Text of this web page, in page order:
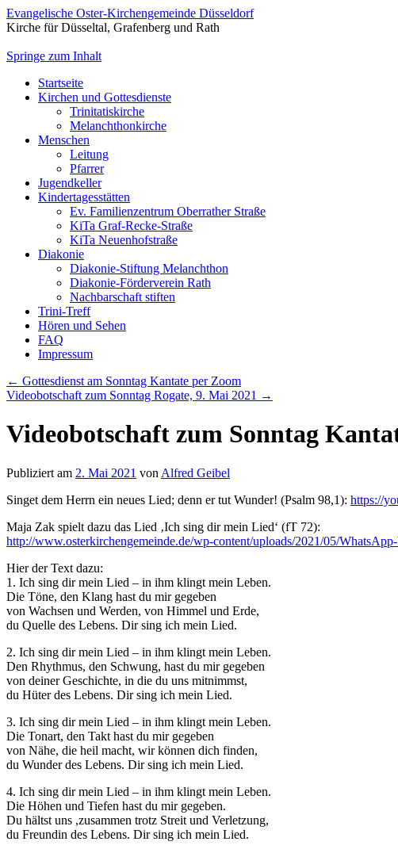
Evangelische Oster-Kirchengemeinde Düsseldorf
Kirche für Düsseltal, Grafenberg und Rath
Springe zum Inhalt
Startseite
Kirchen und Gottesdienste
Trinitatiskirche
Melanchthonkirche
Menschen
Leitung
Pfarrer
Jugendkeller
Kindertagesstätten
Ev. Familienzentrum Oberrather Straße
KiTa Graf-Recke-Straße
KiTa Neuenhofstraße
Diakonie
Diakonie-Stiftung Melanchthon
Diakonie-Förderverein Rath
Nachbarschaft stiften
Trini-Treff
Hören und Sehen
FAQ
Impressum
← Gottesdienst am Sonntag Kantate per Zoom
Videobotschaft zum Sonntag Rogate, 9. Mai 2021 →
Videobotschaft zum Sonntag
Publiziert am 2. Mai 2021 von Alfred Geibel
Singet dem Herrn ein neues Lied; denn er tut Wunder! (Psalm 98,1): https://
Maja Zak spielt dazu das Lied ‚Ich sing dir mein Lied‘ (fT 72):
http://www.osterkirchengemeinde.de/wp-content/uploads/2021/05/
Hier der Text dazu:
1. Ich sing dir mein Lied – in ihm klingt mein Leben.
Die Töne, den Klang hast du mir gegeben
von Wachsen und Werden, von Himmel und Erde,
du Quelle des Lebens. Dir sing ich mein Lied.
2. Ich sing dir mein Lied – in ihm klingt mein Leben.
Den Rhythmus, den Schwung, hast du mir gegeben
von deiner Geschichte, in die du uns mitnimmst,
du Hüter des Lebens. Dir sing ich mein Lied.
3. Ich sing dir mein Lied – in ihm klingt mein Leben.
Die Tonart, den Takt hast du mir gegeben
von Nähe, die heil macht, wir können dich finden,
du Wunder des Lebens. Dir sing ich mein Lied.
4. Ich sing dir mein Lied – in ihm klingt mein Leben.
Die Höhen und Tiefen hast du mir gegeben.
Du hältst uns ,zusammen trotz Streit und Verletzung,
du Freundin des Lebens. Dir sing ich mein Lied.